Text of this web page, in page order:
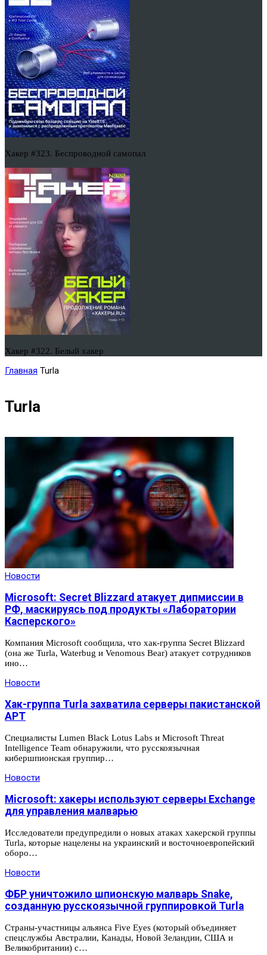
Хакер #323. Беспроводной самопал
Хакер #322. Белый хакер
Главная Turla
Turla
Новости
Microsoft: Secret Blizzard атакует дипмиссии в
РФ, маскируясь под продукты «Лаборатории
Касперского»
Компания Microsoft сообщила, что хак-группа Secret Blizzard
(она же Turla, Waterbug и Venomous Bear) атакует сотрудников
ино…
Новости
Хак-группа Turla захватила серверы пакистанской
APT
Специалисты Lumen Black Lotus Labs и Microsoft Threat
Intelligence Team обнаружили, что русскоязычная
кибершпионская группир…
Новости
Microsoft: хакеры используют серверы Exchange
для управления малварью
Исследователи предупредили о новых атаках хакерской группы
Turla, которые нацелены на украинский и восточноевропейский
оборо…
Новости
ФБР уничтожило шпионскую малварь Snake,
созданную русскоязычной группировкой Turla
Страны-участницы альянса Five Eyes (который объединяет
спецслужбы Австралии, Канады, Новой Зеландии, США и
Великобритании) с…